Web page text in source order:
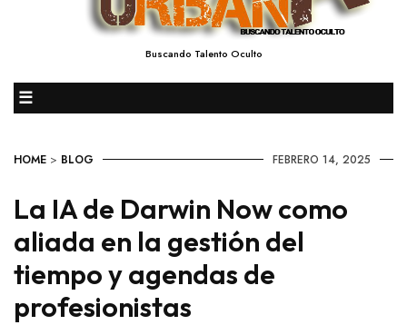
Buscando Talento Oculto
☰
HOME > BLOG FEBRERO 14, 2025
La IA de Darwin Now como
aliada en la gestión del
tiempo y agendas de
profesionistas